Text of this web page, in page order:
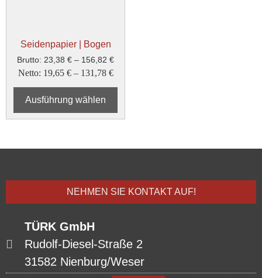
Seidenpapier | Bogen
Brutto: 23,38 € – 156,82 €
Netto: 19,65 € – 131,78 €
Ausführung wählen
NEHMEN SIE KONTAKT AUF!
TÜRK GmbH
Rudolf-Diesel-Straße 2
31582 Nienburg/Weser